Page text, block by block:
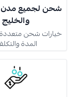
شحن لجميع مدن
والخليج
خيارات شحن
المدة